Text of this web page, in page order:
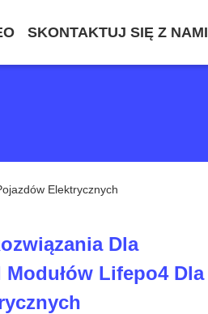
SKONTAKTUJ SIĘ Z NAMI
Elektrycznych
Dla
Lifepo4 Dla